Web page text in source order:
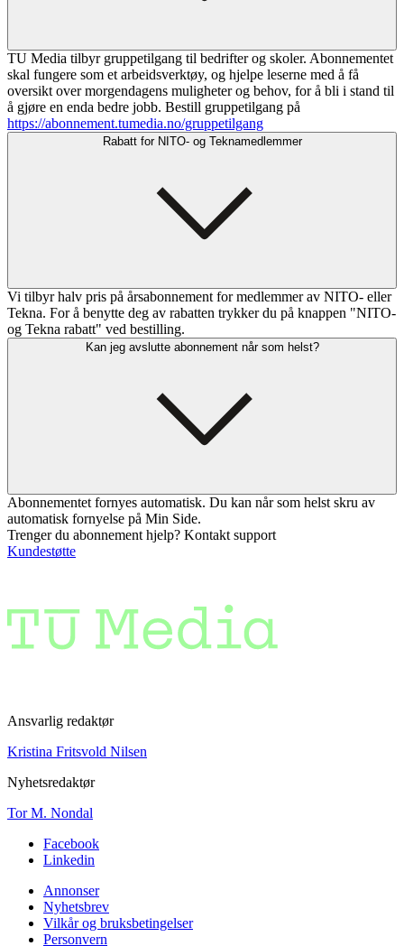
TU Media tilbyr gruppetilgang til bedrifter og skoler. Abonnementet
skal fungere som et arbeidsverktøy, og hjelpe leserne med å få
oversikt over morgendagens muligheter og behov, for å bli i stand til
å gjøre en enda bedre jobb. Bestill gruppetilgang på
https://abonnement.tumedia.no/gruppetilgang
Rabatt for NITO- og Teknamedlemmer
Vi tilbyr halv pris på årsabonnement for medlemmer av NITO- eller
Tekna. For å benytte deg av rabatten trykker du på knappen "NITO-
og Tekna rabatt" ved bestilling.
Kan jeg avslutte abonnement når som helst?
Abonnementet fornyes automatisk. Du kan når som helst skru av
automatisk fornyelse på Min Side.
Trenger du abonnement hjelp? Kontakt support
Kundestøtte
Ansvarlig redaktør
Kristina Fritsvold Nilsen
Nyhetsredaktør
Tor M. Nondal
Facebook
Linkedin
Annonser
Nyhetsbrev
Vilkår og bruksbetingelser
Personvern